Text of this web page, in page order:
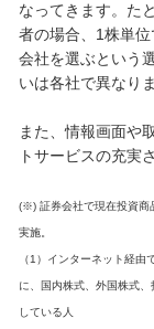
なってきます。た
者の場合、1株単
会社を選ぶという
いは各社で異なりま
また、情報画面や
トサービスの充実
(※) 証券会社で現在投資商
実施。
（1）インターネット経
に、国内株式、外国株式
している人